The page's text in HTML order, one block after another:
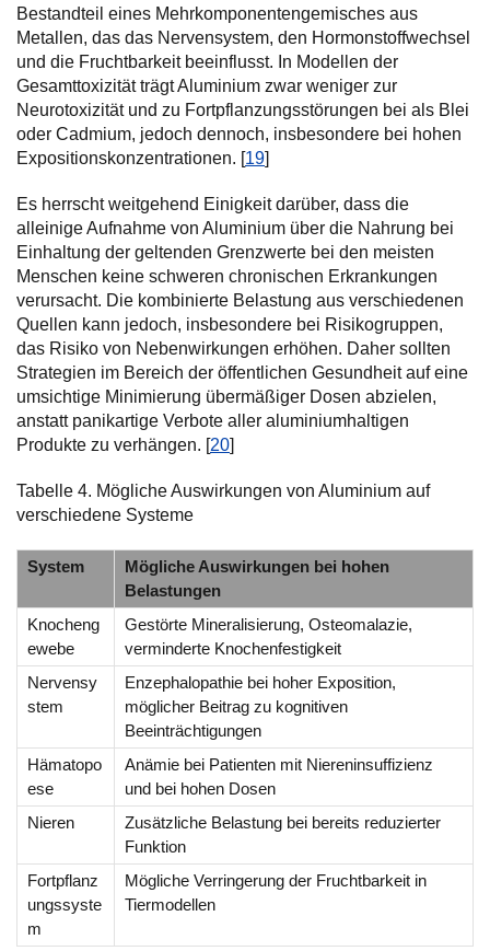
Bestandteil eines Mehrkomponentengemisches aus
Metallen, das das Nervensystem, den Hormonstoffwechsel
und die Fruchtbarkeit beeinflusst. In Modellen der
Gesamttoxizität trägt Aluminium zwar weniger zur
Neurotoxizität und zu Fortpflanzungsstörungen bei als Blei
oder Cadmium, jedoch dennoch, insbesondere bei hohen
Expositionskonzentrationen. [19]
Es herrscht weitgehend Einigkeit darüber, dass die
alleinige Aufnahme von Aluminium über die Nahrung bei
Einhaltung der geltenden Grenzwerte bei den meisten
Menschen keine schweren chronischen Erkrankungen
verursacht. Die kombinierte Belastung aus verschiedenen
Quellen kann jedoch, insbesondere bei Risikogruppen,
das Risiko von Nebenwirkungen erhöhen. Daher sollten
Strategien im Bereich der öffentlichen Gesundheit auf eine
umsichtige Minimierung übermäßiger Dosen abzielen,
anstatt panikartige Verbote aller aluminiumhaltigen
Produkte zu verhängen. [20]
Tabelle 4. Mögliche Auswirkungen von Aluminium auf
verschiedene Systeme
System
Mögliche Auswirkungen bei hohen
Belastungen
Knocheng
ewebe
Gestörte Mineralisierung, Osteomalazie,
verminderte Knochenfestigkeit
Nervensy
stem
Enzephalopathie bei hoher Exposition,
möglicher Beitrag zu kognitiven
Beeinträchtigungen
Hämatopo
ese
Anämie bei Patienten mit Niereninsuffizienz
und bei hohen Dosen
Nieren
Zusätzliche Belastung bei bereits reduzierter
Funktion
Fortpflanz
ungssyste
m
Mögliche Verringerung der Fruchtbarkeit in
Tiermodellen